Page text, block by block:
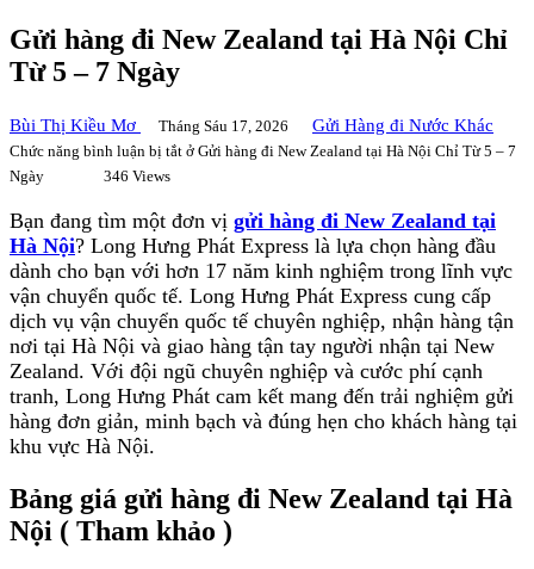
Gửi hàng đi New Zealand tại Hà Nội Chỉ
Từ 5 – 7 Ngày
Bùi Thị Kiều Mơ Tháng Sáu 17, 2026 Gửi Hàng đi Nước Khác
Chức năng bình luận bị tắt ở Gửi hàng đi New Zealand tại Hà Nội Chỉ Từ 5 – 7
Ngày
346 Views
Bạn đang tìm một đơn vị gửi hàng đi New Zealand tại
Hà Nội? Long Hưng Phát Express là lựa chọn hàng đầu
dành cho bạn với hơn 17 năm kinh nghiệm trong lĩnh vực
vận chuyển quốc tế. Long Hưng Phát Express cung cấp
dịch vụ vận chuyển quốc tế chuyên nghiệp, nhận hàng tận
nơi tại Hà Nội và giao hàng tận tay người nhận tại New
Zealand. Với đội ngũ chuyên nghiệp và cước phí cạnh
tranh, Long Hưng Phát cam kết mang đến trải nghiệm gửi
hàng đơn giản, minh bạch và đúng hẹn cho khách hàng tại
khu vực Hà Nội.
Bảng giá gửi hàng đi New Zealand tại Hà
Nội ( Tham khảo )